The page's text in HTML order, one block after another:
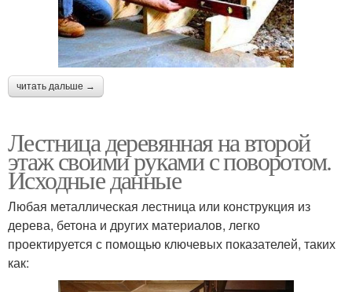
читать дальше →
Лестница деревянная на второй
этаж своими руками с поворотом.
Исходные данные
Любая металлическая лестница или конструкция из
дерева, бетона и других материалов, легко
проектируется с помощью ключевых показателей, таких
как: